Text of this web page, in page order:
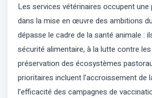
Les services vétérinaires occupent
dans la mise en œuvre des ambitions
dépasse le cadre de la santé animale :
sécurité alimentaire, à la lutte contre
préservation des écosystèmes
prioritaires incluent l’accroissement de
l’efficacité des campagnes de